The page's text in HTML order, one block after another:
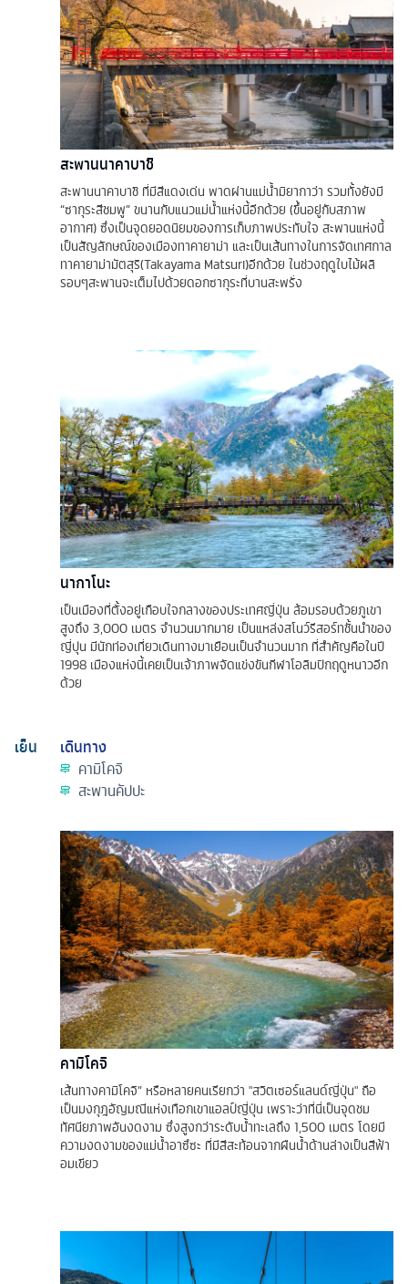
สะพานนาคาบาชิ
สะพานนาคาบาชิ ที่มีสีแดงเด่น พาดผ่านแม่น้ำมิยากาว่า รวมทั้งยังมี
“ซากุระสีชมพู” ขนานกับแนวแม่น้ำแห่งนี้อีกด้วย (ขึ้นอยู่กับสภาพ
อากาศ) ซึ่งเป็นจุดยอดนิยมของการเก็บภาพประทับใจ สะพานแห่งนี้
เป็นสัญลักษณ์ของเมืองทาคายาม่า และเป็นเส้นทางในการจัดเทศกาล
ทาคายาม่ามัตสุริ(Takayama Matsuri)อีกด้วย ในช่วงฤดูใบไม้ผลิ
รอบๆสะพานจะเต็มไปด้วยดอกซากุระที่บานสะพรั่ง
นากาโนะ
เป็นเมืองที่ตั้งอยู่เกือบใจกลางของประเทศญี่ปุ่น ล้อมรอบด้วยภูเขา
สูงถึง 3,000 เมตร จำนวนมากมาย เป็นแหล่งสโนว์รีสอร์ทชั้นนำของ
ญี่ปุน มีนักท่องเที่ยวเดินทางมาเยือนเป็นจำนวนมาก ที่สำคัญคือในปี
1998 เมืองแห่งนี้เคยเป็นเจ้าภาพจัดแข่งขันกีฬาโอลิมปิกฤดูหนาวอีก
ด้วย
เย็น
เดินทาง
คามิโคจิ
สะพานคัปปะ
คามิโคจิ
เส้นทางคามิโคจิ” หรือหลายคนเรียกว่า "สวิตเซอร์แลนด์ญี่ปุ่น" ถือ
เป็นมงกุฎอัญมณีแห่งเทือกเขาแอลป์ญี่ปุ่น เพราะว่าที่นี่เป็นจุดชม
ทัศนียภาพอันงดงาม ซึ่งสูงกว่าระดับน้ำทะเลถึง 1,500 เมตร โดยมี
ความงดงามของแม่น้ำอาซึซะ ที่มีสีสะท้อนจากผืนน้ำด้านล่างเป็นสีฟ้า
อมเขียว